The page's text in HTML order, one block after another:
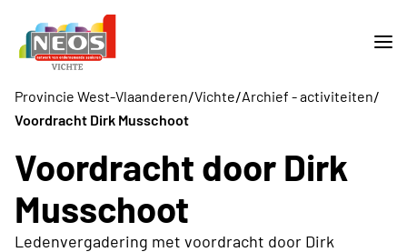
Provincie West-Vlaanderen/Vichte/Archief - activiteiten/
Voordracht Dirk Musschoot
Voordracht door Dirk
Musschoot
Ledenvergadering met voordracht door Dirk